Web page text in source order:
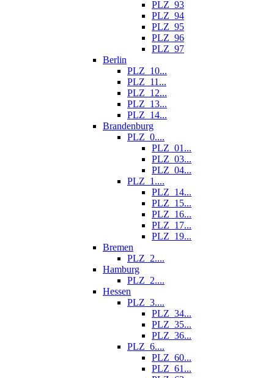
PLZ_93
PLZ_94
PLZ_95
PLZ_96
PLZ_97
Berlin
PLZ_10...
PLZ_11...
PLZ_12...
PLZ_13...
PLZ_14...
Brandenburg
PLZ_0....
PLZ_01...
PLZ_03...
PLZ_04...
PLZ_1....
PLZ_14...
PLZ_15...
PLZ_16...
PLZ_17...
PLZ_19...
Bremen
PLZ_2....
Hamburg
PLZ_2....
Hessen
PLZ_3....
PLZ_34...
PLZ_35...
PLZ_36...
PLZ_6....
PLZ_60...
PLZ_61...